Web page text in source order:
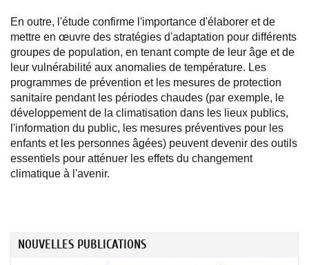
En outre, l'étude confirme l'importance d'élaborer et de
mettre en œuvre des stratégies d'adaptation pour différents
groupes de population, en tenant compte de leur âge et de
leur vulnérabilité aux anomalies de température. Les
programmes de prévention et les mesures de protection
sanitaire pendant les périodes chaudes (par exemple, le
développement de la climatisation dans les lieux publics,
l'information du public, les mesures préventives pour les
enfants et les personnes âgées) peuvent devenir des outils
essentiels pour atténuer les effets du changement
climatique à l'avenir.
NOUVELLES PUBLICATIONS